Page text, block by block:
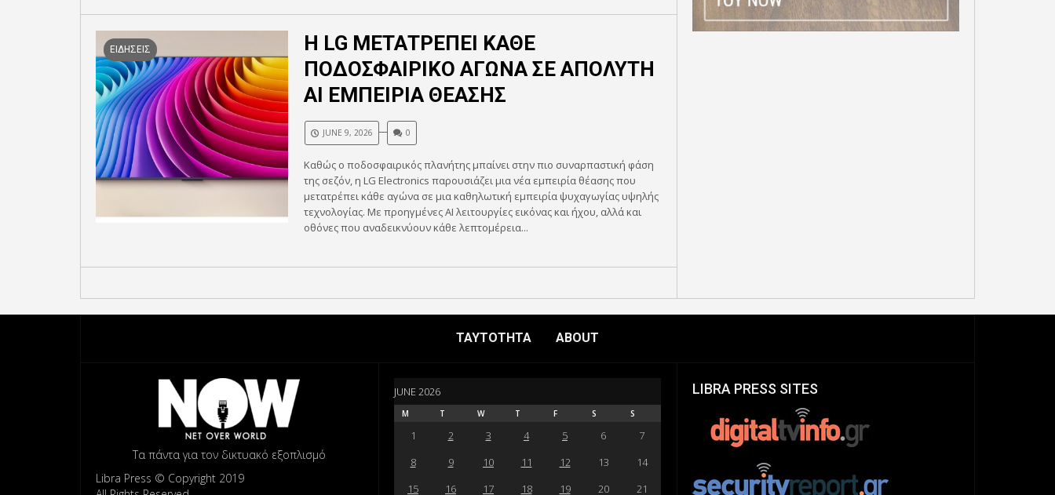
ΕΙΔΗΣΕΙΣ
Η LG ΜΕΤΑΤΡΕΠΕΙ ΚΑΘΕ
ΠΟΔΟΣΦΑΙΡΙΚΟ ΑΓΩΝΑ ΣΕ ΑΠΟΛΥΤΗ
AI ΕΜΠΕΙΡΙΑ ΘΕΑΣΗΣ
JUNE 9, 2026 0
Καθώς ο ποδοσφαιρικός πλανήτης μπαίνει στην πιο συναρπαστική φάση
της σεζόν, η LG Electronics παρουσιάζει μια νέα εμπειρία θέασης που
μετατρέπει κάθε αγώνα σε μια καθηλωτική εμπειρία ψυχαγωγίας υψηλής
τεχνολογίας. Με προηγμένες AI λειτουργίες εικόνας και ήχου, αλλά και
οθόνες που αναδεικνύουν κάθε λεπτομέρεια...
ΤΑΥΤΟΤΗΤΑ ABOUT
Τα πάντα για τον δικτυακό εξοπλισμό
Libra Press © Copyright 2019
JUNE 2026
M T W T F S S
1 2 3 4 5 6
7
8
9 10 11 12 13
14
15
16 17 18 19 20 21
LIBRA PRESS SITES